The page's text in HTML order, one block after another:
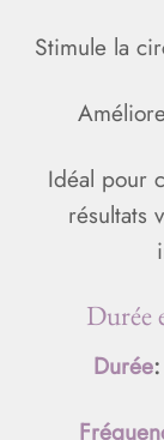
Stimule la
Idéal pour
résultats
Durée
Durée: